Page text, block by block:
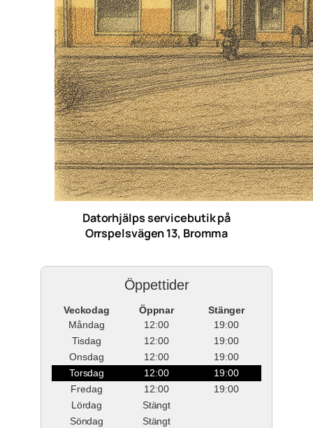
Datorhjälps servicebutik på
Orrspelsvägen 13, Bromma
Öppettider
Veckodag Öppnar
Stänger
Måndag
12:00
19:00
Tisdag
12:00
19:00
Onsdag
12:00
19:00
Torsdag
12:00
19:00
Fredag
12:00
19:00
Lördag
Stängt
Söndag
Stängt